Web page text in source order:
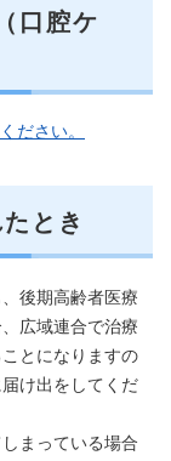
口腔ケ
ださい。
とき
後期高齢者医療
広域連合で治療
とになりますの
け出をしてくだ
まっている場合